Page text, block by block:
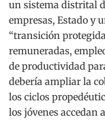
un sistema distrital
empresas, Estado y
“transición
remuneradas,
de productividad
debería ampliar la
los ciclos
los jóvenes accedan